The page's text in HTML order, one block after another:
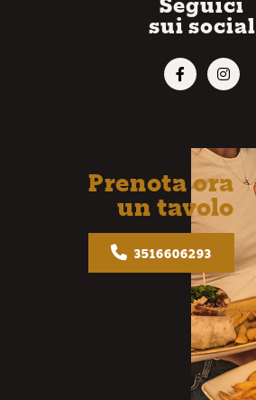
sui social
Prenota ora
un tavolo
3516606293